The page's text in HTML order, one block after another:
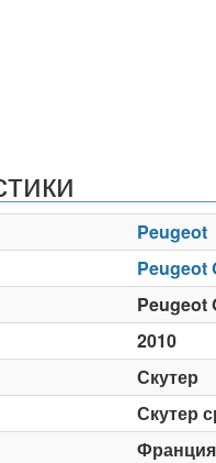
Peugeot
Peugeot
Peugeot
2010
Скутер
Скутер
Франция